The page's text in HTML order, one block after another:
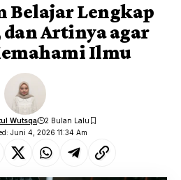
Belajar Lengkap
Artinya agar
Ilmu
Juni 4, 2026 11:34 Am
Wutsqa 2 Bulan Lalu